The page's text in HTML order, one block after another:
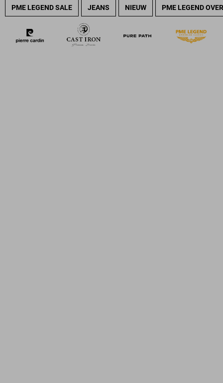
PME LEGEND SALE JEANS NIEUW PME LEGEND